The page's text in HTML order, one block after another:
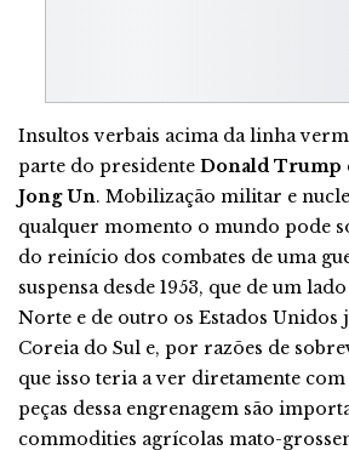
Insultos verbais acima da linha
parte do presidente Donald Trump
Jong Un. Mobilização militar e
qualquer momento o mundo pode
do reinício dos combates de uma
suspensa desde 1953, que de um
Norte e de outro os Estados Unidos
Coreia do Sul e, por razões de
que isso teria a ver diretamente com
peças dessa engrenagem são
commodities agrícolas mato-